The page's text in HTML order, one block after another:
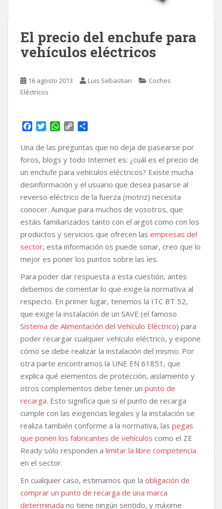
El precio del enchufe para
vehículos eléctricos
16 agosto 2013 Luis Sebastian
Coches
Eléctricos
c
e
b
o
o
k
i
t
t
e
r
W
a
t
s
A
p
p
p
y
L
n
k
m
p
a
r
t
i
r
Una de las preguntas que no deja de pasearse por
foros, blogs y todo Internet es: ¿cuál es el precio de
un enchufe para vehículos eléctricos? Existe mucha
desinformación y el usuario que desea pasarse al
reverso eléctrico de la fuerza (motriz) necesita
conocer. Aunque para muchos de vosotros, que
estáis familiarizados tanto con el argot como con los
productos y servicios que ofrecen las empresas del
sector, esta información os puede sonar, creo que lo
mejor es poner los puntos sobre las íes.
Para poder dar respuesta a esta cuestión, antes
debemos de comentar lo que exige la normativa al
respecto. En primer lugar, tenemos la ITC BT 52,
que exige la instalación de un SAVE (el famoso
Sistema de Alimentación del Vehículo Eléctrico) para
poder recargar cualquier vehículo eléctrico, y expone
cómo se debe realizar la instalación del mismo. Por
otra parte encontramos la UNE EN 61851, que
explica qué elementos de protección, aislamiento y
otros complementos debe tener un punto de
recarga. Esto significa que si el punto de recarga
cumple con las exigencias legales y la instalación se
realiza también conforme a la normativa, las pegas
que ponen los fabricantes de vehículos como el ZE
Ready sólo responden a limitar la libre competencia
en el sector.
En cualquier caso, estimamos que la obligación de
comprar un punto de recarga de una marca
determinada no tiene ningún sentido, y máxime